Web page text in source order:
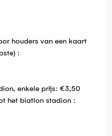
houders van een kaart
:
enkele prijs: €3,50
het biatlon stadion :